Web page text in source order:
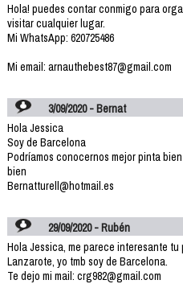
Hola! puedes contar conmigo para
visitar cualquier lugar.
Mi WhatsApp: 620725486
Mi email: arnauthebest87@gmail.com
3/09/2020 - Bernat
Hola Jessica
Soy de Barcelona
Podríamos conocernos mejor pinta
bien
Bernatturell@hotmail.es
29/09/2020 - Rubén
Hola Jessica, me parece interesante
Lanzarote, yo tmb soy de Barcelona.
Te dejo mi mail: crg982@gmail.com